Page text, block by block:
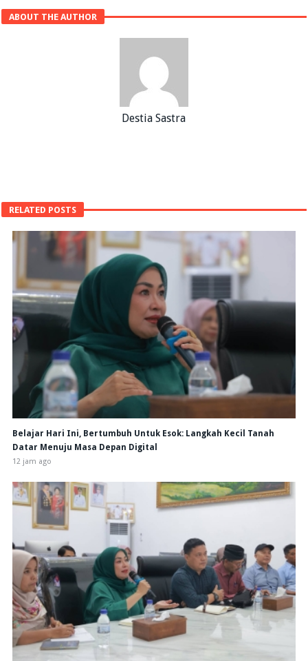
ABOUT THE AUTHOR
Destia Sastra
RELATED POSTS
Belajar Hari Ini, Bertumbuh Untuk Esok: Langkah Kecil Tanah
Datar Menuju Masa Depan Digital
12 jam ago